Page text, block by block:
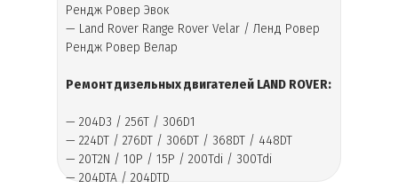
Рендж Ровер Эвок
— Land Rover Range Rover Velar / Ленд Ровер
Рендж Ровер Велар
Ремонт дизельных двигателей LAND ROVER:
— 204D3 / 256T / 306D1
— 224DT / 276DT / 306DT / 368DT / 448DT
— 20T2N / 10P / 15P / 200Tdi / 300Tdi
— 204DTA / 204DTD